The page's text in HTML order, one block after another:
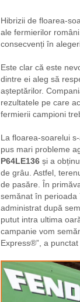
Hibrizii de floarea-
ale fermierilor
consecvenți în
Este clar că este
dintre ei aleg să
așteptărilor.
rezultatele pe care
fermierii campioni
La floarea-soarelui
pus mari probleme
P64LE136 și a
de grâu. Astfel,
de pasăre. În
semănat în perioada
administrat după
putut intra ultima
campanie vom
Express®”, a